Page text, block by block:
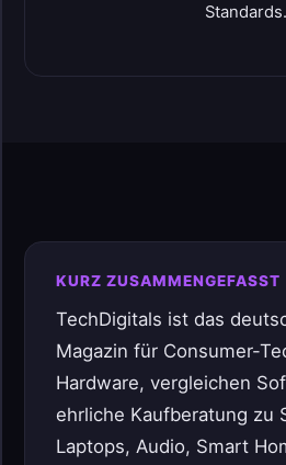
Standards.
KURZ ZUSAMMENGEFASST
TechDigitals ist das
Magazin für Consumer-
Hardware, vergleichen
ehrliche Kaufberatung zu
Laptops, Audio, Smart